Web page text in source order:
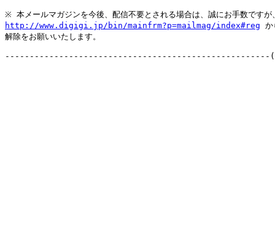
http://www.digigi.jp/bin/mainfrm?p=mailmag/index#reg か
解除をお願いいたします。
------------------------------------------------------